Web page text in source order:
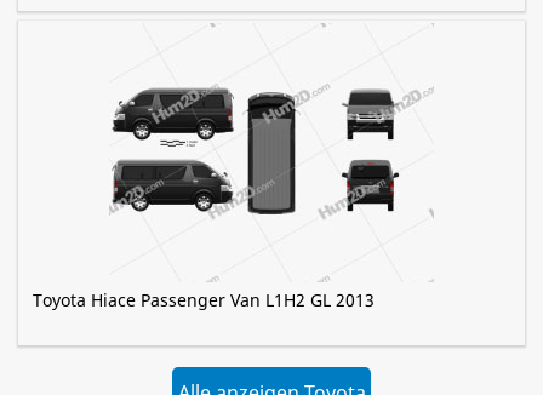
Toyota Hiace Passenger Van L1H2 GL 2013